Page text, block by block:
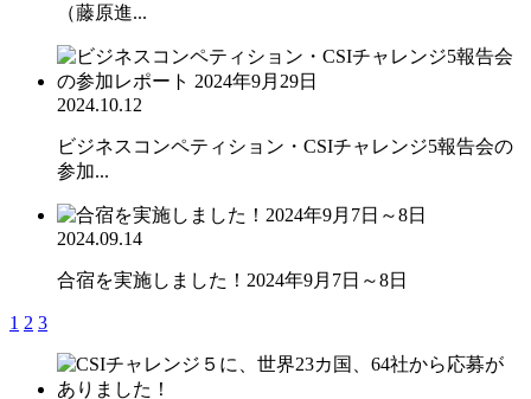
（藤原進...
2024.10.12
ビジネスコンペティション・CSIチャレンジ5報告会の
参加...
2024.09.14
合宿を実施しました！2024年9月7日～8日
1 2 3